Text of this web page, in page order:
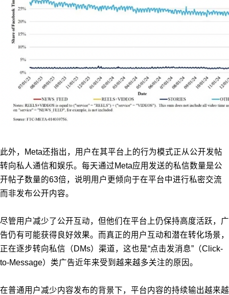
此外，Meta还指出，用户在其平台上的行为模式正从公开发帖
转向私人通信和娱乐。每天通过Meta应用发送的私信数量是公
开帖子数量的63倍，说明用户更倾向于在平台中进行私密交流
而非发布公开内容。
尽管用户减少了公开互动，但他们在平台上仍保持高度活跃，广
告仍有可能获得良好效果。而真正的用户互动和潜在转化场景，
正在逐步转向私信（DMs）渠道，这也是“点击发消息”（Click-
to-Message）类广告近年来受到越来越多关注的原因。
在普通用户减少内容发布的背景下，平台内容的持续输出越来越